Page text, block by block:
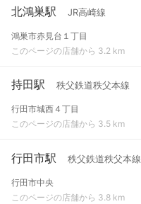
北鴻巣駅 JR高崎線
鴻巣市赤見台１丁目
このページの店舗から 3.2 km
持田駅 秩父鉄道秩父本線
行田市城西４丁目
このページの店舗から 3.5 km
行田市駅 秩父鉄道秩父本線
行田市中央
このページの店舗から 3.8 km